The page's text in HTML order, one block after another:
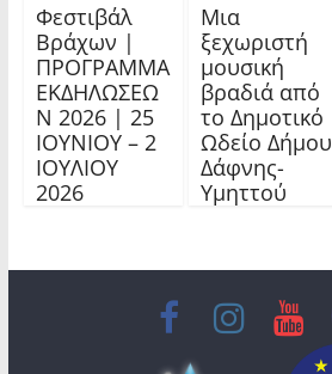
Φεστιβάλ
Βράχων |
ΠΡΟΓΡΑΜΜΑ
ΕΚΔΗΛΩΣΕΩ
Ν 2026 | 25
ΙΟΥΝΙΟΥ – 2
ΙΟΥΛΙΟΥ
2026
Μια
ξεχωριστή
μουσική
βραδιά από
το Δημοτικό
Ωδείο Δήμου
Δάφνης-
Υμηττού